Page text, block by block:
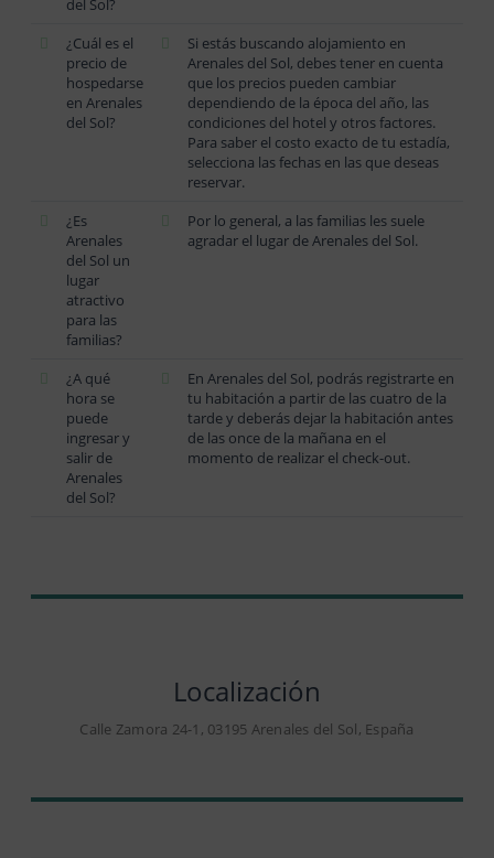
del Sol?
¿Cuál es el
precio de
hospedarse
en Arenales
del Sol?
Si estás buscando alojamiento en
Arenales del Sol, debes tener en cuenta
que los precios pueden cambiar
dependiendo de la época del año, las
condiciones del hotel y otros factores.
Para saber el costo exacto de tu estadía,
selecciona las fechas en las que deseas
reservar.
¿Es
Arenales
del Sol un
lugar
atractivo
para las
familias?
Por lo general, a las familias les suele
agradar el lugar de Arenales del Sol.
¿A qué
hora se
puede
ingresar y
salir de
Arenales
del Sol?
En Arenales del Sol, podrás registrarte en
tu habitación a partir de las cuatro de la
tarde y deberás dejar la habitación antes
de las once de la mañana en el
momento de realizar el check-out.
Localización
Calle Zamora 24-1, 03195 Arenales del Sol, España